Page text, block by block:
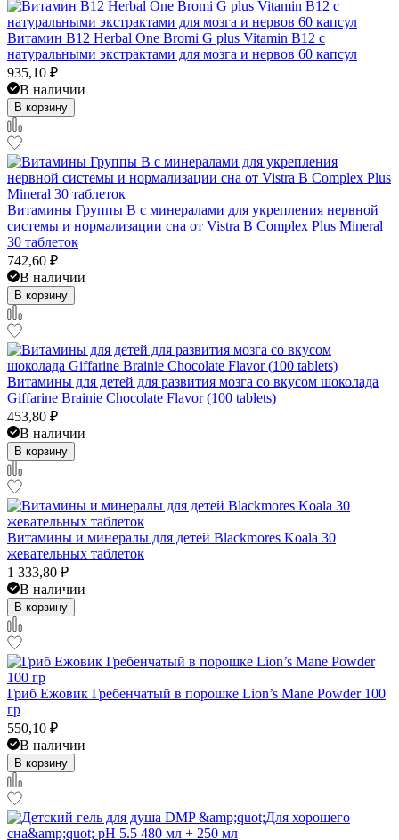
Витамин B12 Herbal One Bromi G plus Vitamin B12 с
натуральными экстрактами для мозга и нервов 60 капсул
935,10 ₽
В наличии
В корзину
Витамины Группы B с минералами для укрепления нервной
системы и нормализации сна от Vistra B Complex Plus Mineral
30 таблеток
742,60 ₽
В наличии
В корзину
Витамины для детей для развития мозга со вкусом шоколада
Giffarine Brainie Chocolate Flavor (100 tablets)
453,80 ₽
В наличии
В корзину
Витамины и минералы для детей Blackmores Koala 30
жевательных таблеток
1 333,80 ₽
В наличии
В корзину
Гриб Ежовик Гребенчатый в порошке Lion’s Mane Powder 100
гр
550,10 ₽
В наличии
В корзину